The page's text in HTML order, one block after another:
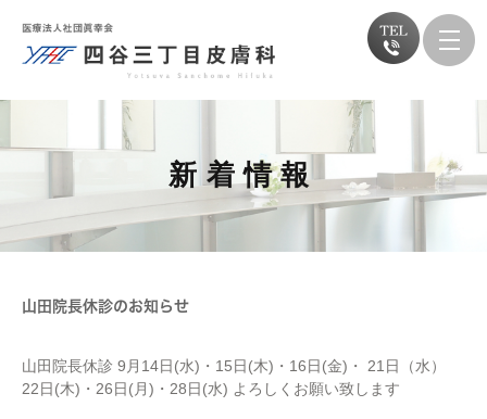
新着情報
山田院長休診のお知らせ
山田院長休診 9月14日(水)・15日(木)・16日(金)・ 21日（水）
22日(木)・26日(月)・28日(水) よろしくお願い致します